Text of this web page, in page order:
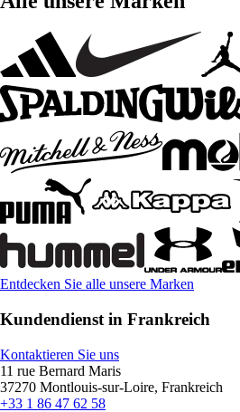
Entdecken Sie alle unsere Marken
Kundendienst in Frankreich
Kontaktieren Sie uns
11 rue Bernard Maris
37270 Montlouis-sur-Loire, Frankreich
+33 1 86 47 62 58